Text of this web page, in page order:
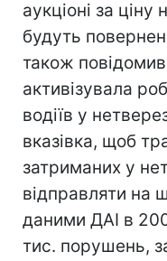
аукціоні за ціну
будуть
також
активізувала
водіїв у
вказівка, щоб
затриманих у
відправляти на
даними ДАІ в
тис. порушень,